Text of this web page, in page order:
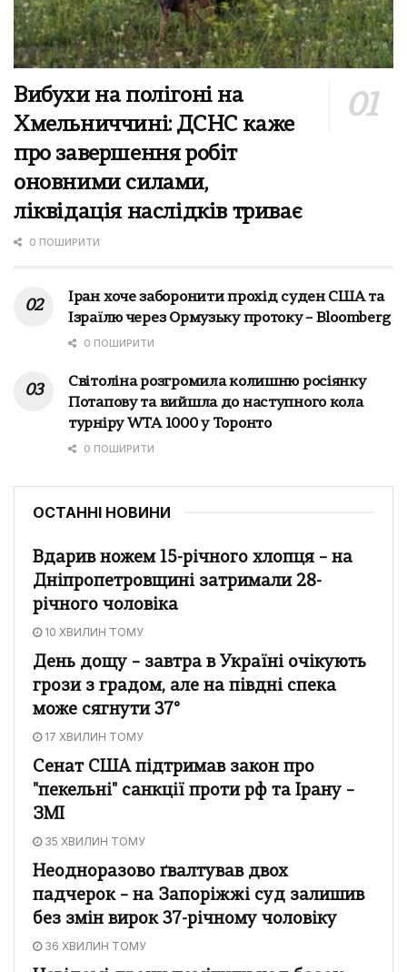
Вибухи на полігоні на
Хмельниччині: ДСНС каже
про завершення робіт
оновними силами,
ліквідація наслідків триває
0 ПОШИРИТИ
Іран хоче заборонити прохід суден США та
Ізраїлю через Ормузьку протоку – Bloomberg
0 ПОШИРИТИ
Світоліна розгромила колишню росіянку
Потапову та вийшла до наступного кола
турніру WTA 1000 у Торонто
0 ПОШИРИТИ
ОСТАННІ НОВИНИ
Вдарив ножем 15-річного хлопця – на
Дніпропетровщині затримали 28-
річного чоловіка
10 ХВИЛИН ТОМУ
День дощу – завтра в Україні очікують
грози з градом, але на півдні спека
може сягнути 37°
17 ХВИЛИН ТОМУ
Сенат США підтримав закон про
"пекельні" санкції проти рф та Ірану –
ЗМІ
35 ХВИЛИН ТОМУ
Неодноразово ґвалтував двох
падчерок – на Запоріжжі суд залишив
без змін вирок 37-річному чоловіку
36 ХВИЛИН ТОМУ